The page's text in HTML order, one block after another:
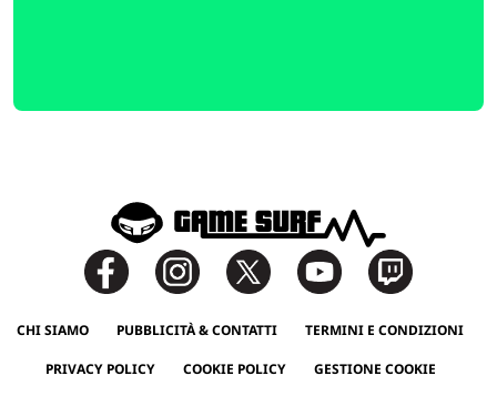
CHI SIAMO PUBBLICITÀ & CONTATTI TERMINI E CONDIZIONI
PRIVACY POLICY COOKIE POLICY GESTIONE COOKIE